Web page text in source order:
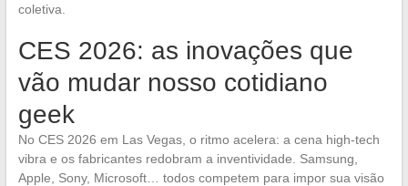
coletiva.
CES 2026: as inovações que
vão mudar nosso cotidiano
geek
No CES 2026 em Las Vegas, o ritmo acelera: a cena high-tech
vibra e os fabricantes redobram a inventividade. Samsung,
Apple, Sony, Microsoft… todos competem para impor sua visão